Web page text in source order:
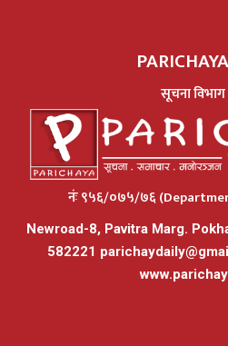
सूचना विभाग
नंः ९५६/०७५/७६
Newroad-8, Pavitra Marg.
582221